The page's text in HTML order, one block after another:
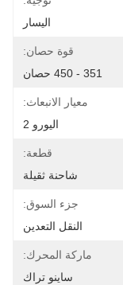
اليسار
قوة حصان:
351 - 450 حصان
معيار الانبعاث:
اليورو 2
قطعة:
شاحنة ثقيلة
جزء السوق:
النقل التعدين
ماركة المحرك:
ساينو تراك